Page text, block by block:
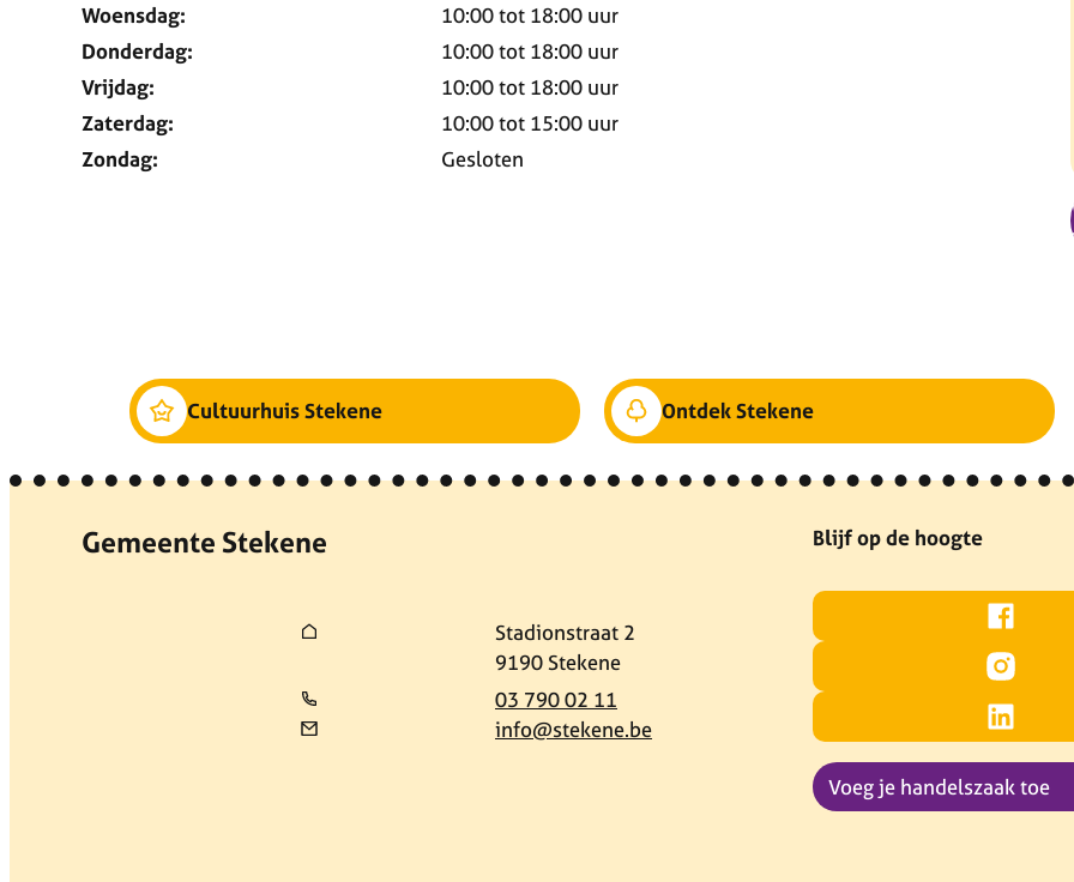
Woensdag:
10:00tot 18:00 uur
Donderdag:
10:00tot 18:00 uur
Vrijdag:
10:00tot 18:00 uur
Zaterdag:
10:00tot 15:00 uur
Zondag:
Gesloten
Cultuurhuis Stekene Ontdek Stekene
Contact & openingsuren
Gemeente Stekene
Stadionstraat 2
,9190Stekene
03 790 02 11
info@stekene.be
www-social-title
Blijf op de hoogte
Voeg je handelszaak toe